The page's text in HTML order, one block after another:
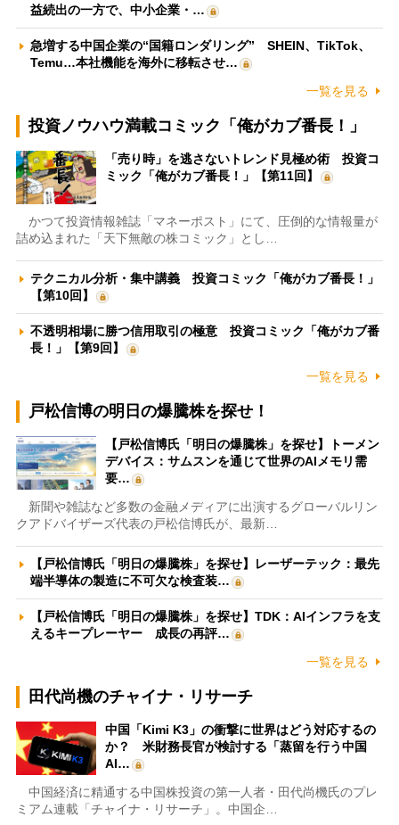
益続出の一方で、中小企業・…
急増する中国企業の“国籍ロンダリング” SHEIN、TikTok、
Temu…本社機能を海外に移転させ…
一覧を見る
投資ノウハウ満載コミック「俺がカブ番長！」
「売り時」を逃さないトレンド見極め術 投資コ
ミック「俺がカブ番長！」【第11回】
かつて投資情報雑誌「マネーポスト」にて、圧倒的な情報量が
詰め込まれた「天下無敵の株コミック」とし…
テクニカル分析・集中講義 投資コミック「俺がカブ番長！」
【第10回】
不透明相場に勝つ信用取引の極意 投資コミック「俺がカブ番
長！」【第9回】
一覧を見る
戸松信博の明日の爆騰株を探せ！
【戸松信博氏「明日の爆騰株」を探せ】トーメン
デバイス：サムスンを通じて世界のAIメモリ需
要…
新聞や雑誌など多数の金融メディアに出演するグローバルリン
クアドバイザーズ代表の戸松信博氏が、最新…
【戸松信博氏「明日の爆騰株」を探せ】レーザーテック：最先
端半導体の製造に不可欠な検査装…
【戸松信博氏「明日の爆騰株」を探せ】TDK：AIインフラを支
えるキープレーヤー 成長の再評…
一覧を見る
田代尚機のチャイナ・リサーチ
中国「Kimi K3」の衝撃に世界はどう対応するの
か？ 米財務長官が検討する「蒸留を行う中国
AI…
中国経済に精通する中国株投資の第一人者・田代尚機氏のプレ
ミアム連載「チャイナ・リサーチ」。中国企…